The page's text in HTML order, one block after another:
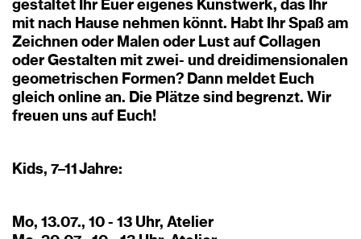
gestaltet Ihr Euer eigenes Kunstwerk, das Ihr
mit nach Hause nehmen könnt. Habt Ihr Spaß am
Zeichnen oder Malen oder Lust auf Collagen
oder Gestalten mit zwei- und dreidimensionalen
geometrischen Formen? Dann meldet Euch
gleich online an. Die Plätze sind begrenzt. Wir
freuen uns auf Euch!
Kids, 7–11 Jahre:
Mo, 13.07., 10 - 13 Uhr, Atelier